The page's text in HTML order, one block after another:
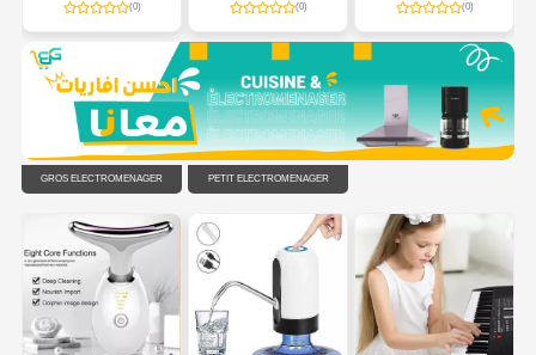
(0) (0) (0)
GROS ÉLECTROMÉNAGER PETIT ÉLECTROMÉNAGER